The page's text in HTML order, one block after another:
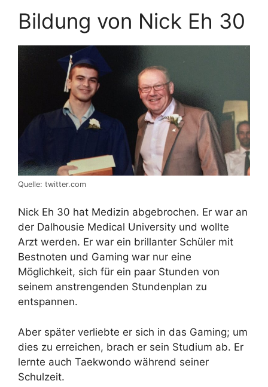
Bildung von Nick Eh 30
Quelle: twitter.com
Nick Eh 30 hat Medizin abgebrochen. Er war an
der Dalhousie Medical University und wollte
Arzt werden. Er war ein brillanter Schüler mit
Bestnoten und Gaming war nur eine
Möglichkeit, sich für ein paar Stunden von
seinem anstrengenden Stundenplan zu
entspannen.
Aber später verliebte er sich in das Gaming; um
dies zu erreichen, brach er sein Studium ab. Er
lernte auch Taekwondo während seiner
Schulzeit.